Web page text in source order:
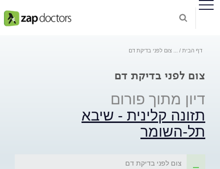
דף הבית צום לפני בדיקת דם
צום לפני בדיקת דם
דיון מתוך פורום
תזונה קלינית - שיבא
תל-השומר
צום לפני בדיקת דם